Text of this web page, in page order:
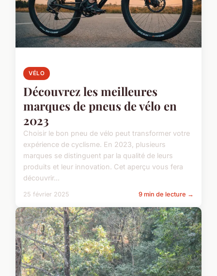
VÉLO
Découvrez les meilleures
marques de pneus de vélo en
2023
Choisir le bon pneu de vélo peut transformer votre
expérience de cyclisme. En 2023, plusieurs
marques se distinguent par la qualité de leurs
produits et leur innovation. Cet aperçu vous fera
découvrir...
25 février 2025 9 min de lecture →